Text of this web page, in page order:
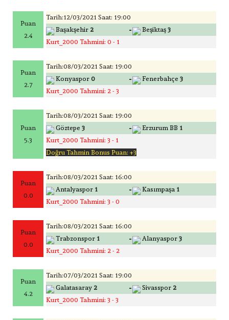
Puan
2.4
Tarih:12/03/2021 Saat: 19:00
Başakşehir 2 - Beşiktaş 3
Kurt_2000 Tahmini: 0 - 1
Puan
2.7
Tarih:08/03/2021 Saat: 19:00
Konyaspor 0 - Fenerbahçe 3
Kurt_2000 Tahmini: 2 - 3
Puan
5.3
Tarih:08/03/2021 Saat: 19:00
Göztepe 3 - Erzurum BB 1
Kurt_2000 Tahmini: 3 - 1
Doğru Tahmin Bonus Puan: +3
Puan
0.0
Tarih:08/03/2021 Saat: 16:00
Antalyaspor 1 - Kasımpaşa 1
Kurt_2000 Tahmini: 3 - 0
Puan
0.0
Tarih:08/03/2021 Saat: 16:00
Trabzonspor 1 - Alanyaspor 3
Kurt_2000 Tahmini: 2 - 2
Puan
4.2
Tarih:07/03/2021 Saat: 19:00
Galatasaray 2 - Sivasspor 2
Kurt_2000 Tahmini: 3 - 3